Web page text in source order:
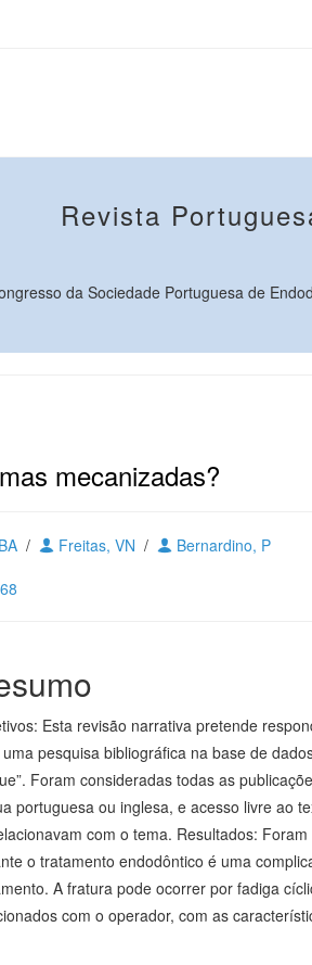
Revista
da Sociedade Portuguesa de
mecanizadas?
/ Freitas, VN /
Bernardino, P
Esta revisão narrativa pretende
pesquisa bibliográfica na base de
Foram consideradas todas as
portuguesa ou inglesa, e acesso livre ao
com o tema. Resultados:
o tratamento endodôntico é uma
A fratura pode ocorrer por fadiga
com o operador, com as